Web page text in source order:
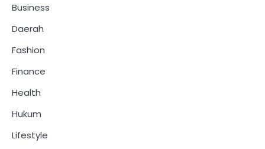
Business
Daerah
Fashion
Finance
Health
Hukum
Lifestyle